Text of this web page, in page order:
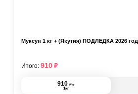
Муксун 1 кг + (Якутия) ПОДЛЁДКА 2026 год
910 ₽/кг
1кг
Итого: 910₽